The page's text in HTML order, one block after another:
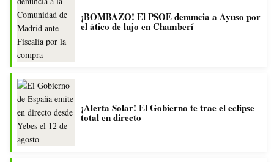
¡BOMBAZO! El PSOE denuncia a Ayuso por
el ático de lujo en Chamberí
¡Alerta Solar! El Gobierno te trae el eclipse
total en directo